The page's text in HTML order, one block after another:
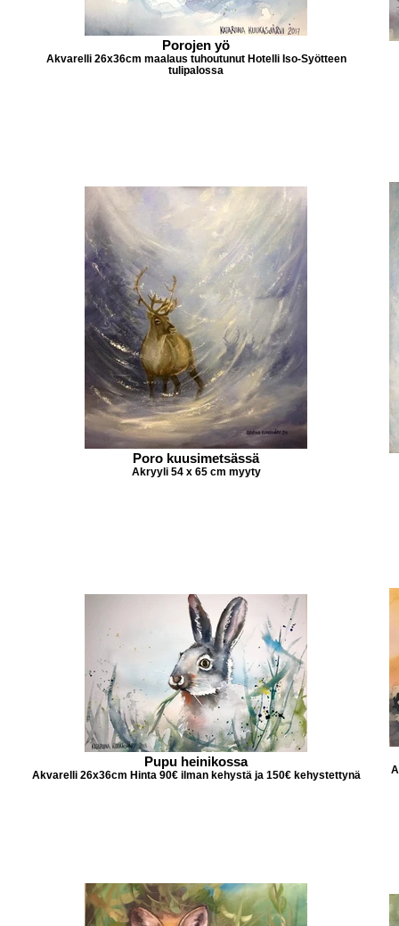
Porojen yö
Akvarelli 26x36cm maalaus tuhoutunut Hotelli Iso-Syötteen
tulipalossa
Poro kuusimetsässä
Akryyli 54 x 65 cm myyty
Pupu heinikossa
Akvarelli 26x36cm Hinta 90€ ilman kehystä ja 150€ kehystettynä